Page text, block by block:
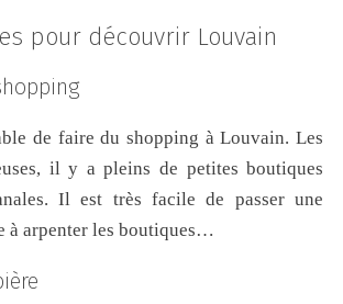
pour découvrir Louvain
de faire du shopping à Louvain. Les
il y a pleins de petites boutiques
Il est très facile de passer une
à arpenter les boutiques…